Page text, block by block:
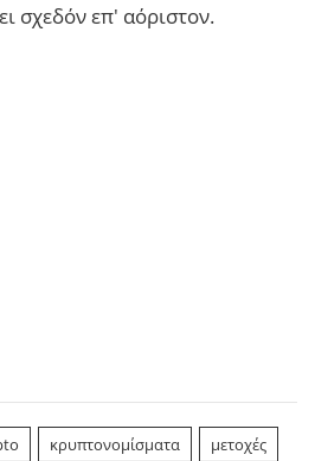
σχεδόν επ' αόριστον.
κρυπτονομίσματα
μετοχές